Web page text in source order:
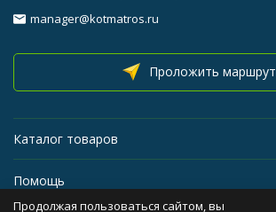
manager@kotmatros.ru
Проложить маршрут
Каталог товаров
Помощь
Продолжая пользоваться сайтом, вы